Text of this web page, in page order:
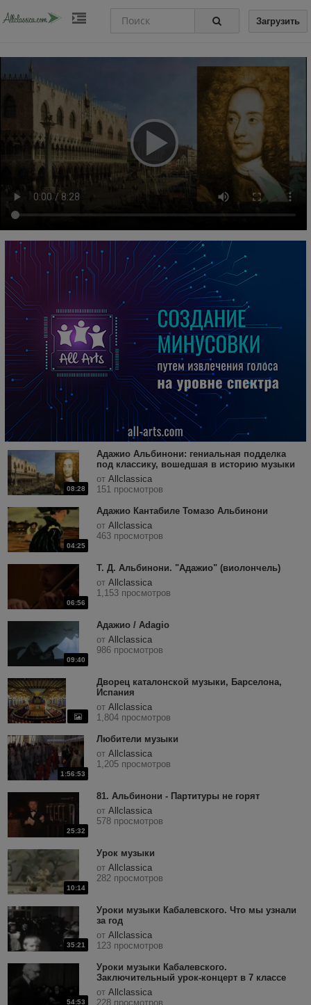
Загрузить
08:28
Адажио Альбинони: гениальная подделка
под классику, вошедшая в историю музыки
от Allclassica
151 просмотров
04:25
Адажио Кантабиле Томазо Альбинони
от Allclassica
463 просмотров
06:56
Т. Д. Альбинони. "Адажио" (виолончель)
от Allclassica
1,153 просмотров
09:40
Адажио / Adagio
от Allclassica
986 просмотров
Дворец каталонской музыки, Барселона,
Испания
от Allclassica
1,804 просмотров
1:56:53
Любители музыки
от Allclassica
1,205 просмотров
25:32
81. Альбинони - Партитуры не горят
от Allclassica
578 просмотров
10:14
Урок музыки
от Allclassica
282 просмотров
35:21
Уроки музыки Кабалевского. Что мы узнали
за год
от Allclassica
123 просмотров
54:53
Уроки музыки Кабалевского.
Заключительный урок-концерт в 7 классе
от Allclassica
228 просмотров